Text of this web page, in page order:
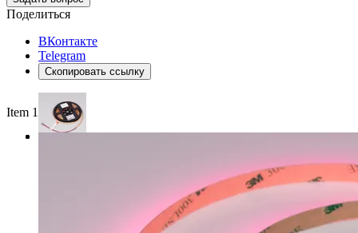
Поделиться
ВКонтакте
Telegram
Скопировать ссылку
Item 1 of 3